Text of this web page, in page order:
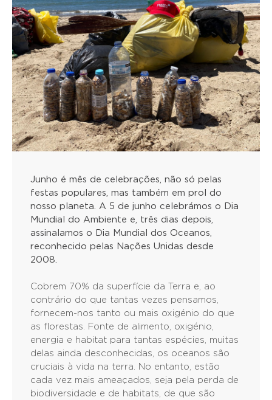
Junho é mês de celebrações, não só pelas
festas populares, mas também em prol do
nosso planeta. A 5 de junho celebrámos o Dia
Mundial do Ambiente e, três dias depois,
assinalamos o Dia Mundial dos Oceanos,
reconhecido pelas Nações Unidas desde
2008.
Cobrem 70% da superfície da Terra e, ao
contrário do que tantas vezes pensamos,
fornecem-nos tanto ou mais oxigénio do que
as florestas. Fonte de alimento, oxigénio,
energia e habitat para tantas espécies, muitas
delas ainda desconhecidas, os oceanos são
cruciais à vida na terra. No entanto, estão
cada vez mais ameaçados, seja pela perda de
biodiversidade e de habitats, de que são